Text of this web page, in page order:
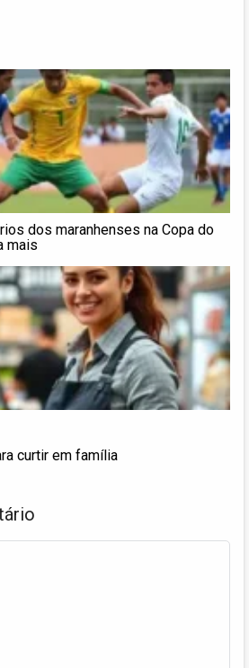
dos maranhenses na Copa do
mais
curtir em família